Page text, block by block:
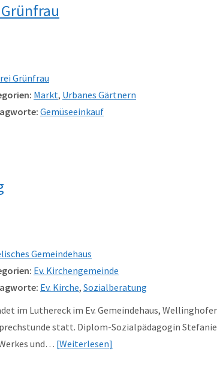
Grünfrau
Markt, Urbanes Gärtnern
Gemüseeinkauf
Gemeindehaus
Ev. Kirchengemeinde
Ev. Kirche, Sozialberatung
im Luthereck im Ev. Gemeindehaus, Wellinghofer
statt. Diplom-Sozialpädagogin Stefanie
und… Weiterlesen